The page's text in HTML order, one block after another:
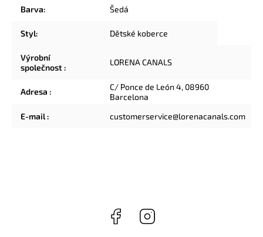
Barva: Šedá
Styl: Dětské koberce
Výrobní
společnost:
LORENA CANALS
Adresa :
C/ Ponce de León 4, 08960
Barcelona
E-mail: customerservice@lorenacanals.com
Facebook